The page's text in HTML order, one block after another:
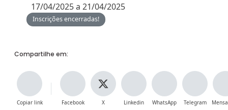
17/04/2025 a 21/04/2025
Inscrições encerradas!
Compartilhe em:
Copiar link Facebook X Linkedin WhatsApp Telegram